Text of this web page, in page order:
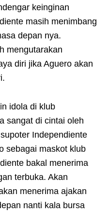
keinginan
masih menimbang
depan nya.
mengutarakan
diri jika Aguero akan
idola di klub
sangat di cintai oleh
Independiente
sebagai maskot klub
bakal menerima
terbuka. Akan
menerima ajakan
nanti kala bursa